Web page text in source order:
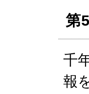
第
千
報